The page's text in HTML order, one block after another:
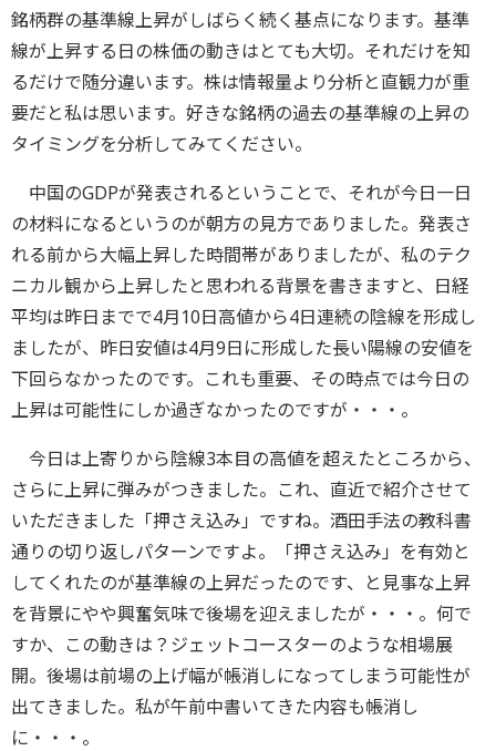
銘柄群の基準線上昇がしばらく続く基点になります。基準
線が上昇する日の株価の動きはとても大切。それだけを知
るだけで随分違います。株は情報量より分析と直観力が重
要だと私は思います。好きな銘柄の過去の基準線の上昇の
タイミングを分析してみてください。
中国のGDPが発表されるということで、それが今日一日
の材料になるというのが朝方の見方でありました。発表さ
れる前から大幅上昇した時間帯がありましたが、私のテク
ニカル観から上昇したと思われる背景を書きますと、日経
平均は昨日までで4月10日高値から4日連続の陰線を形成し
ましたが、昨日安値は4月9日に形成した長い陽線の安値を
下回らなかったのです。これも重要、その時点では今日の
上昇は可能性にしか過ぎなかったのですが・・・。
今日は上寄りから陰線3本目の高値を超えたところから、
さらに上昇に弾みがつきました。これ、直近で紹介させて
いただきました「押さえ込み」ですね。酒田手法の教科書
通りの切り返しパターンですよ。「押さえ込み」を有効と
してくれたのが基準線の上昇だったのです、と見事な上昇
を背景にやや興奮気味で後場を迎えましたが・・・。何で
すか、この動きは？ジェットコースターのような相場展
開。後場は前場の上げ幅が帳消しになってしまう可能性が
出てきました。私が午前中書いてきた内容も帳消し
に・・・。